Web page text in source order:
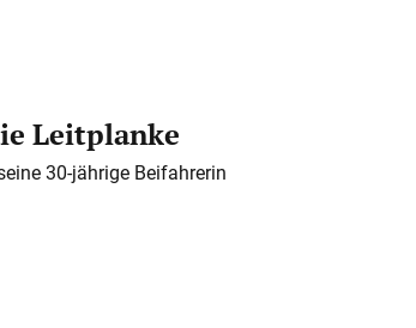
Leitplanke
30-jährige Beifahrerin